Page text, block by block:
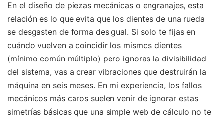
En el diseño de piezas mecánicas o engranajes, esta
relación es lo que evita que los dientes de una rueda
se desgasten de forma desigual. Si solo te fijas en
cuándo vuelven a coincidir los mismos dientes
(mínimo común múltiplo) pero ignoras la divisibilidad
del sistema, vas a crear vibraciones que destruirán la
máquina en seis meses. En mi experiencia, los fallos
mecánicos más caros suelen venir de ignorar estas
simetrías básicas que una simple web de cálculo no te